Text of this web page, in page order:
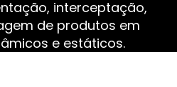
interceptação,
de produtos em
e estáticos.